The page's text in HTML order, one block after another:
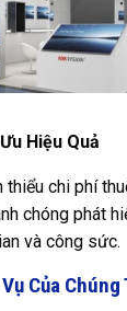
Hiệu Quả
chi phí
chóng phát
và công sức.
Của Chúng